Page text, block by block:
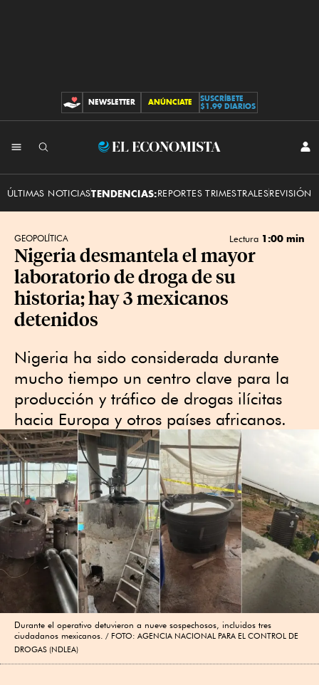
CONTRIBUCIONES
NEWSLETTER ANÚNCIATE
SUSCRÍBETE
$1.99 DIARIOS
El
ÚLTIMAS NOTICIASTENDENCIAS:REPORTES TRIMESTRALESREVISIÓN
GEOPOLÍTICA Lectura 1:00 min
Nigeria desmantela el mayor
laboratorio de droga de su
historia; hay 3 mexicanos
detenidos
Nigeria ha sido considerada durante
mucho tiempo un centro clave para la
producción y tráfico de drogas ilícitas
hacia Europa y otros países africanos.
Durante el operativo detuvieron a nueve sospechosos, incluidos tres
ciudadanos mexicanos.
FOTO: AGENCIA NACIONAL PARA EL CONTROL DE
DROGAS (NDLEA)